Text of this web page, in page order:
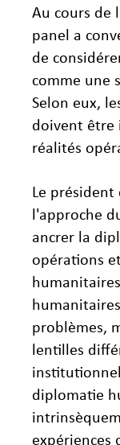
Au cours de
panel a
de
comme une
Selon eux,
doivent être
réalités
Le président
l'approche
ancrer la
opérations
problèmes,
lentilles
diplomatie
expériences